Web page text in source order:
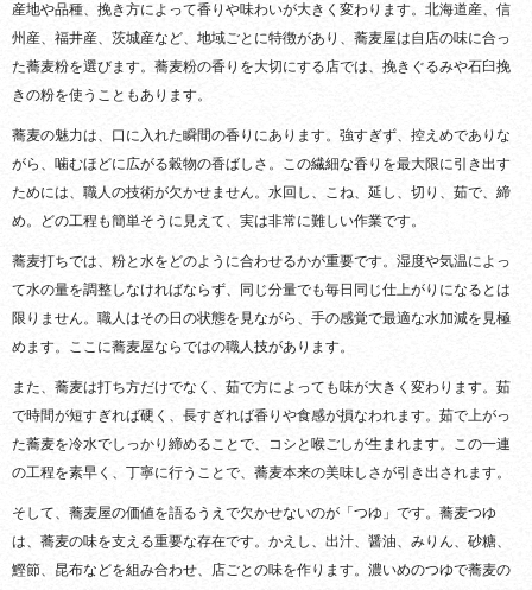
産地や品種、挽き方によって香りや味わいが大きく変わります。北海道産、信
州産、福井産、茨城産など、地域ごとに特徴があり、蕎麦屋は自店の味に合っ
た蕎麦粉を選びます。蕎麦粉の香りを大切にする店では、挽きぐるみや石臼挽
きの粉を使うこともあります。
蕎麦の魅力は、口に入れた瞬間の香りにあります。強すぎず、控えめでありな
がら、噛むほどに広がる穀物の香ばしさ。この繊細な香りを最大限に引き出す
ためには、職人の技術が欠かせません。水回し、こね、延し、切り、茹で、締
め。どの工程も簡単そうに見えて、実は非常に難しい作業です。
蕎麦打ちでは、粉と水をどのように合わせるかが重要です。湿度や気温によっ
て水の量を調整しなければならず、同じ分量でも毎日同じ仕上がりになるとは
限りません。職人はその日の状態を見ながら、手の感覚で最適な水加減を見極
めます。ここに蕎麦屋ならではの職人技があります。
また、蕎麦は打ち方だけでなく、茹で方によっても味が大きく変わります。茹
で時間が短すぎれば硬く、長すぎれば香りや食感が損なわれます。茹で上がっ
た蕎麦を冷水でしっかり締めることで、コシと喉ごしが生まれます。この一連
の工程を素早く、丁寧に行うことで、蕎麦本来の美味しさが引き出されます。
そして、蕎麦屋の価値を語るうえで欠かせないのが「つゆ」です。蕎麦つゆ
は、蕎麦の味を支える重要な存在です。かえし、出汁、醤油、みりん、砂糖、
鰹節、昆布などを組み合わせ、店ごとの味を作ります。濃いめのつゆで蕎麦の